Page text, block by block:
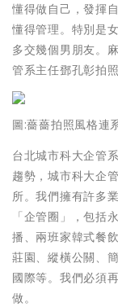
懂得做自己，發揮
懂得管理。特別是
多交幾個男朋友。
管系主任鄧孔彰拍
圖:薔薔拍照風格連
台北城市科大企管
趨勢，城市科大企
所。我們擁有許多
「企管圈」，包括
播、兩班家韓式餐
莊園、縱橫公關、
國際等。我們必須
做。